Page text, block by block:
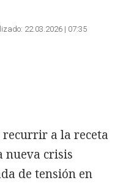
22.03.2026 | 07:35
recurrir a la receta
nueva crisis
de tensión en